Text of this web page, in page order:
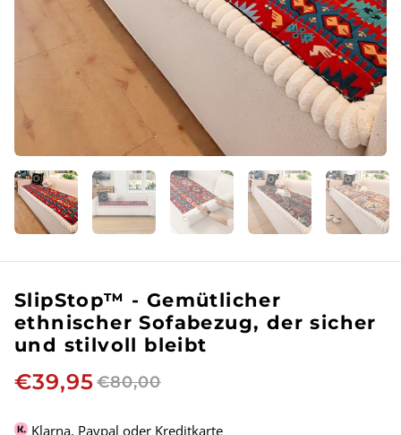
SlipStop™ - Gemütlicher
ethnischer Sofabezug, der sicher
und stilvoll bleibt
€39,95€80,00
Klarna, Paypal oder Kreditkarte